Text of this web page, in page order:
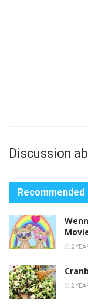
Discussion
Recommended
2
2